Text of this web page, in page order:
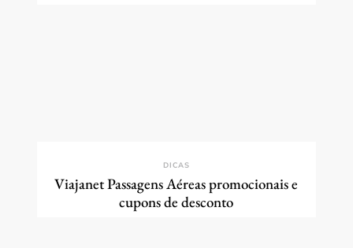
DICAS
Viajanet Passagens Aéreas promocionais e
cupons de desconto